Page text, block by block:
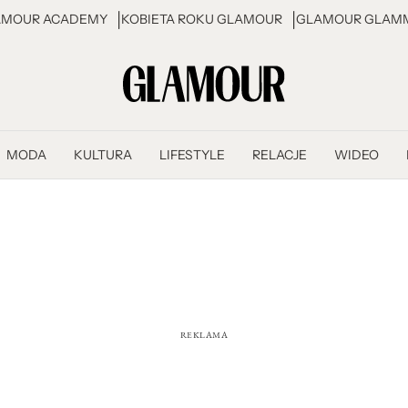
ACADEMY KOBIETA ROKU GLAMOUR GLAMOUR
MODA KULTURA LIFESTYLE RELACJE WIDEO